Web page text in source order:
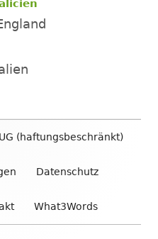
(haftungsbeschränkt)
Datenschutz
What3Words